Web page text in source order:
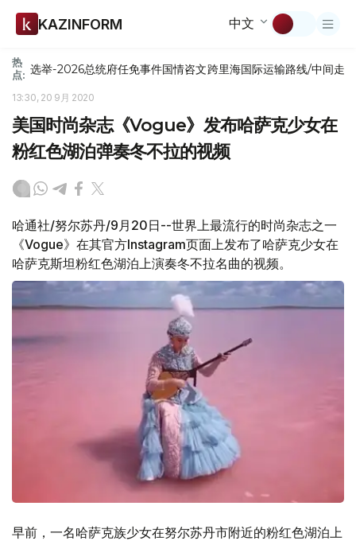
KAZINFORM 中文
热
点: 选举-2026总统府任免事件国情咨文跨里海国际运输路线/中间走廊
13:30, 20 9月 2020
美国时尚杂志《Vogue》发布哈萨克少女在
粉红色湖泊弹奏冬不拉的视频
哈通社/努尔苏丹/9月20日--世界上最流行的时尚杂志之一
《Vogue》在其官方Instagram页面上发布了哈萨克少女在
哈萨克斯坦粉红色湖泊上演奏冬不拉名曲的视频。
早前，一名哈萨克族少女在努尔苏丹市附近的粉红色湖泊上